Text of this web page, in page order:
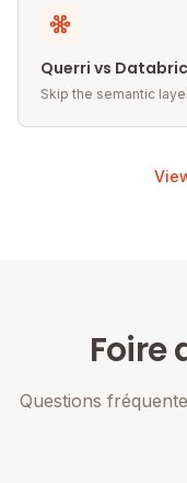
Querri vs
Skip the semantic
Foire
Questions